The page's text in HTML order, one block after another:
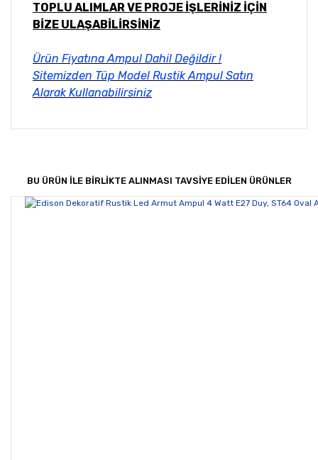
TOPLU ALIMLAR VE PROJE İŞLERİNİZ İÇİN
BİZE ULAŞABİLİRSİNİZ
Ürün Fiyatına Ampul Dahil Değildir !
Sitemizden Tüp Model Rustik Ampul Satın
Alarak Kullanabilirsiniz
Yorum Yaz
Bu ürünün fiyat bilgisi, resim, ürün açıklamalarında ve
Ürün resmi kalitesiz, bozuk veya görüntülenemiyor.
BU ÜRÜN İLE BİRLİKTE ALINMASI TAVSİYE EDİLEN ÜRÜNLER